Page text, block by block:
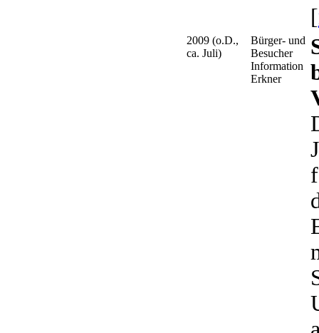
[
2009 (o.D.,
ca. Juli)
Bürger- und
Besucher
Information
Erkner